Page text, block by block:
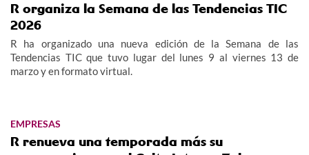
R organiza la Semana de las Tendencias TIC
2026
R ha organizado una nueva edición de la Semana de las
Tendencias TIC que tuvo lugar del lunes 9 al viernes 13 de
marzo y en formato virtual.
EMPRESAS
R renueva una temporada más su